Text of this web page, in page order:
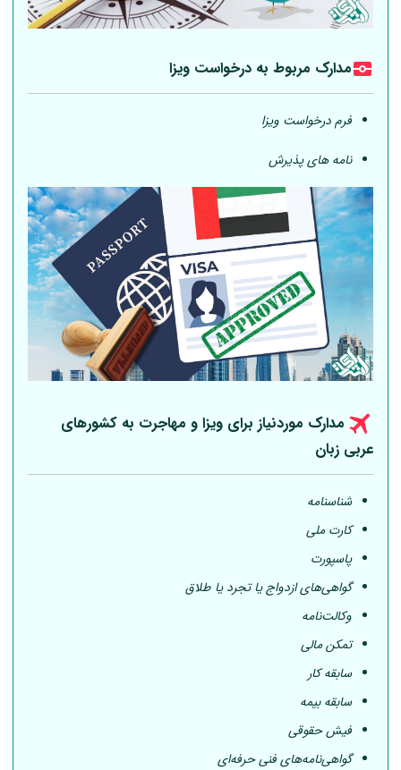
مدارک مربوط به درخواست ویزا
فرم درخواست ویزا
نامه های پذیرش
مدارک موردنیاز برای ویزا و مهاجرت به کشورهای
عربی زبان
شناسنامه
کارت ملی
پاسپورت
گواهی‌های ازدواج یا تجرد یا طلاق
وکالت‌نامه
تمکن مالی
سابقه کار
سابقه بیمه
فیش حقوقی
گواهی‌نامه‌های فنی حرفه‌ای